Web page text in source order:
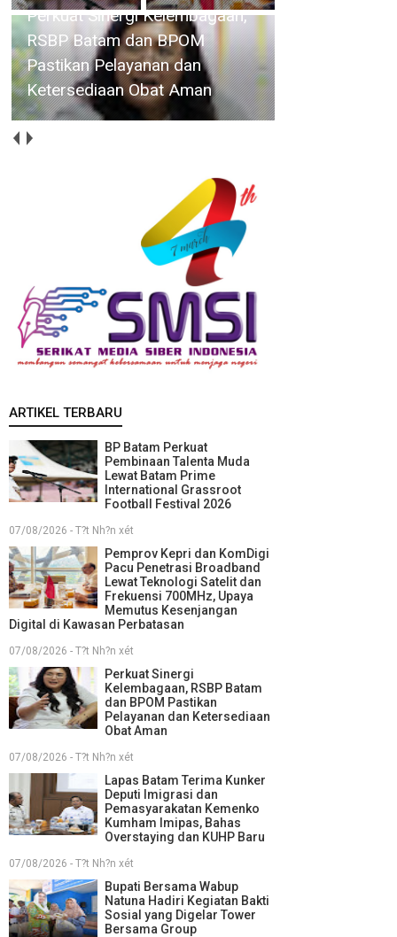
Deputi Imigrasi dan
Pemasyarakatan Kemenko
Kumham Imipas, Bahas
Overstaying dan KUHP Baru
ARTIKEL TERBARU
BP Batam Perkuat
Pembinaan Talenta Muda
Lewat Batam Prime
International Grassroot
Football Festival 2026
07/08/2026 - T?t Nh?n xét
Pemprov Kepri dan KomDigi
Pacu Penetrasi Broadband
Lewat Teknologi Satelit dan
Frekuensi 700MHz, Upaya
Memutus Kesenjangan
Digital di Kawasan Perbatasan
07/08/2026 - T?t Nh?n xét
Perkuat Sinergi
Kelembagaan, RSBP Batam
dan BPOM Pastikan
Pelayanan dan Ketersediaan
Obat Aman
07/08/2026 - T?t Nh?n xét
Lapas Batam Terima Kunker
Deputi Imigrasi dan
Pemasyarakatan Kemenko
Kumham Imipas, Bahas
Overstaying dan KUHP Baru
07/08/2026 - T?t Nh?n xét
Bupati Bersama Wabup
Natuna Hadiri Kegiatan Bakti
Sosial yang Digelar Tower
Bersama Group